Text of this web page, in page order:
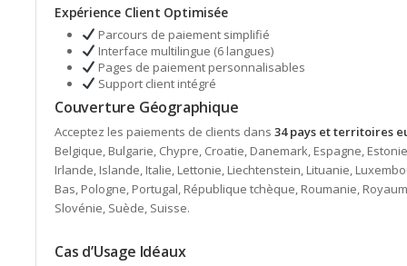
Expérience Client Optimisée
Parcours de paiement simplifié
Interface multilingue (6 langues)
Pages de paiement personnalisables
Support client intégré
Couverture Géographique
Acceptez les paiements de clients dans 34 pays et territoires
Belgique, Bulgarie, Chypre, Croatie, Danemark, Espagne,
Irlande, Islande, Italie, Lettonie, Liechtenstein, Lituanie,
Bas, Pologne, Portugal, République tchèque, Roumanie,
Slovénie, Suède, Suisse.
Cas d’Usage Idéaux